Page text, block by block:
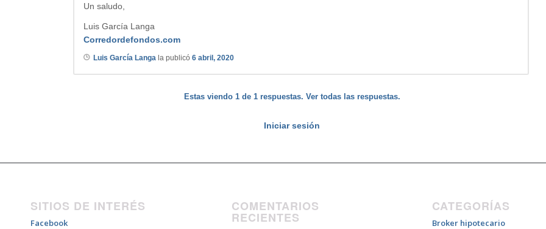
Un saludo,
Luis García Langa
Corredordefondos.com
Luis García Langa la publicó 6 abril, 2020
Estas viendo 1 de 1 respuestas. Ver todas las respuestas.
Iniciar sesión
SITIOS DE INTERÉS
Facebook
COMENTARIOS
RECIENTES
CATEGORÍAS
Broker hipotecario